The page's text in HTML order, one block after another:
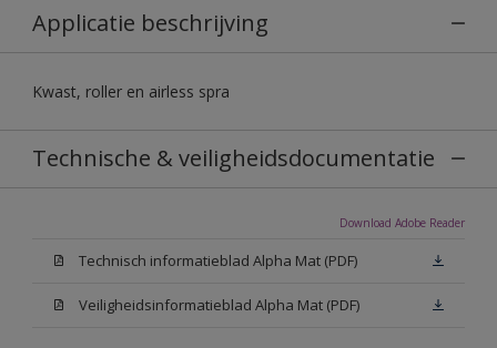
Applicatie beschrijving
Kwast, roller en airless spra
Technische & veiligheidsdocumentatie
Download Adobe Reader
Technisch informatieblad Alpha Mat (PDF)
Veiligheidsinformatieblad Alpha Mat (PDF)